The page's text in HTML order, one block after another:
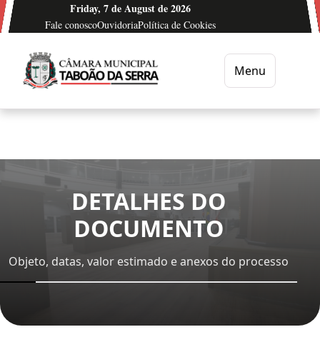
Ir para o conteúdoFriday, 7 de August de 2026
Fale conoscoOuvidoriaPolítica de Cookies
Câmara Municipal de Taboão da Serra
Menu
DETALHES DO
DOCUMENTO
Objeto, datas, valor estimado e anexos do processo